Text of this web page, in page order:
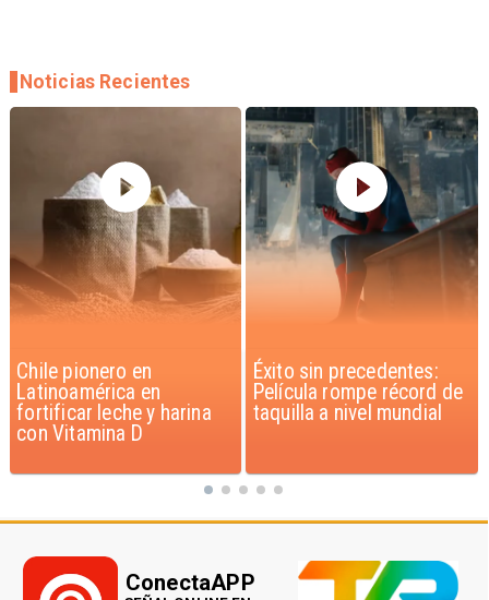
Éxito sin precedentes:
Película rompe récord de
taquilla a nivel mundial
Corte Suprema confirma
pago de $1.000 millones
por caso ProCultura
Noticias Recientes
ConectaAPP